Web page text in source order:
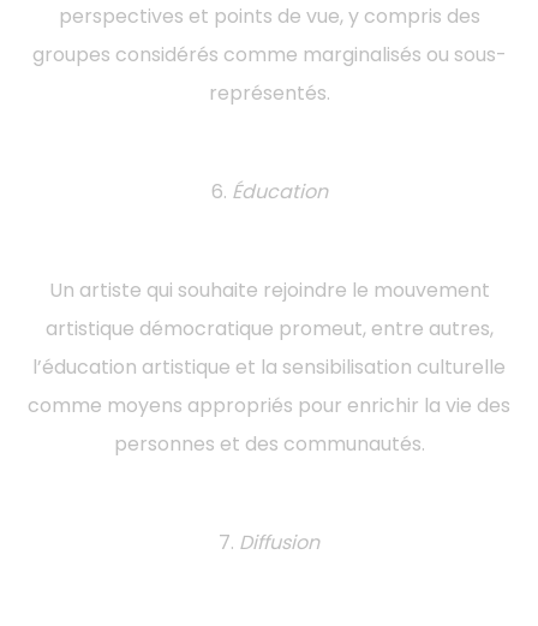
perspectives et points de vue, y compris des
groupes considérés comme marginalisés ou sous-
représentés.
6. Éducation
Un artiste qui souhaite rejoindre le mouvement
artistique démocratique promeut, entre autres,
l’éducation artistique et la sensibilisation culturelle
comme moyens appropriés pour enrichir la vie des
personnes et des communautés.
7. Diffusion